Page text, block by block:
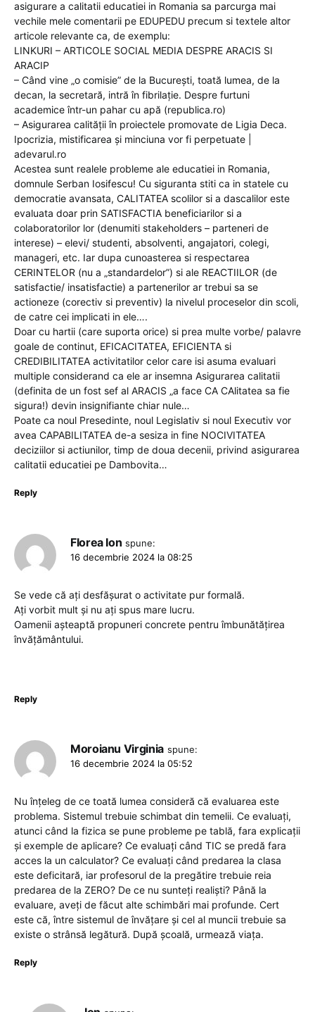
asigurare a calitatii educatiei in Romania sa parcurga mai
vechile mele comentarii pe EDUPEDU precum si textele altor
articole relevante ca, de exemplu:
LINKURI – ARTICOLE SOCIAL MEDIA DESPRE ARACIS SI
ARACIP
– Când vine „o comisie” de la București, toată lumea, de la
decan, la secretară, intră în fibrilație. Despre furtuni
academice într-un pahar cu apă (republica.ro)
– Asigurarea calităţii în proiectele promovate de Ligia Deca.
Ipocrizia, mistificarea şi minciuna vor fi perpetuate |
adevarul.ro
Acestea sunt realele probleme ale educatiei in Romania,
domnule Serban Iosifescu! Cu siguranta stiti ca in statele cu
democratie avansata, CALITATEA scolilor si a dascalilor este
evaluata doar prin SATISFACTIA beneficiarilor si a
colaboratorilor lor (denumiti stakeholders – parteneri de
interese) – elevi/ studenti, absolventi, angajatori, colegi,
manageri, etc. Iar dupa cunoasterea si respectarea
CERINTELOR (nu a „standardelor”) si ale REACTIILOR (de
satisfactie/ insatisfactie) a partenerilor ar trebui sa se
actioneze (corectiv si preventiv) la nivelul proceselor din scoli,
de catre cei implicati in ele….
Doar cu hartii (care suporta orice) si prea multe vorbe/ palavre
goale de continut, EFICACITATEA, EFICIENTA si
CREDIBILITATEA activitatilor celor care isi asuma evaluari
multiple considerand ca ele ar insemna Asigurarea calitatii
(definita de un fost sef al ARACIS „a face CA CAlitatea sa fie
sigura!) devin insignifiante chiar nule…
Poate ca noul Presedinte, noul Legislativ si noul Executiv vor
avea CAPABILITATEA de-a sesiza in fine NOCIVITATEA
deciziilor si actiunilor, timp de doua decenii, privind asigurarea
calitatii educatiei pe Dambovita…
Reply
Florea Ion spune:
16 decembrie 2024 la 08:25
Se vede că ați desfășurat o activitate pur formală.
Ați vorbit mult și nu ați spus mare lucru.
Oamenii așteaptă propuneri concrete pentru îmbunătățirea
învățământului.
Reply
Moroianu Virginia spune:
16 decembrie 2024 la 05:52
Nu înțeleg de ce toată lumea consideră că evaluarea este
problema. Sistemul trebuie schimbat din temelii. Ce evaluați,
atunci când la fizica se pune probleme pe tablă, fara explicații
și exemple de aplicare? Ce evaluați când TIC se predă fara
acces la un calculator? Ce evaluați când predarea la clasa
este deficitară, iar profesorul de la pregătire trebuie reia
predarea de la ZERO? De ce nu sunteți realiști? Până la
evaluare, aveți de făcut alte schimbări mai profunde. Cert
este că, între sistemul de învățare și cel al muncii trebuie sa
existe o strânsă legătură. După școală, urmează viața.
Reply